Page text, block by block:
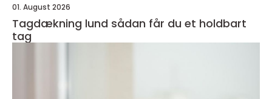
01. August 2026
Tagdækning lund sådan får du et holdbart
tag